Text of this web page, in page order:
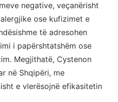
negative, veçanërisht
ose kufizimet e
të adresohen
i papërshtatshëm ose
Megjithatë, Cystenon
në Shqipëri, me
e vlerësojnë efikasitetin